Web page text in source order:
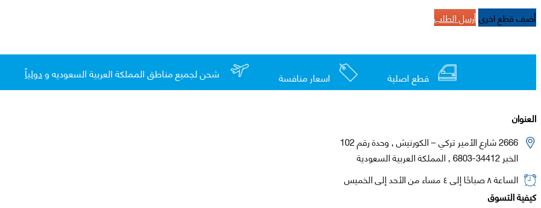
أضف قطع اخرىأرسل الطلب
قطع اصلية اسعار منافسة شحن لجميع مناطق المملكة العربية السعوديه ودولياً
العنوان
2666 شارع الأمير تركي – الكورنيش , وحدة رقم 102
الخبر 34412-6803 , المملكة العربية السعودية
الساعة ٨ صباحًا إلى ٤ مساء من الأحد إلى الخميس
كيفية التسوق